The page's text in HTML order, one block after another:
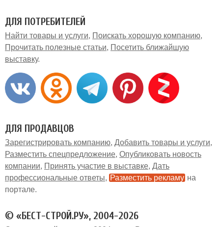
ДЛЯ ПОТРЕБИТЕЛЕЙ
Найти товары и услуги
Поискать хорошую компанию
Прочитать полезные статьи
Посетить ближайшую
выставку
ДЛЯ ПРОДАВЦОВ
Зарегистрировать компанию Добавить товары и услуги
Разместить спецпредложение Опубликовать новость
компании
Принять участие в выставке Дать
профессиональные ответы
Разместить рекламу на
портале
© «БЕСТ-СТРОЙ.РУ», 2004-2026